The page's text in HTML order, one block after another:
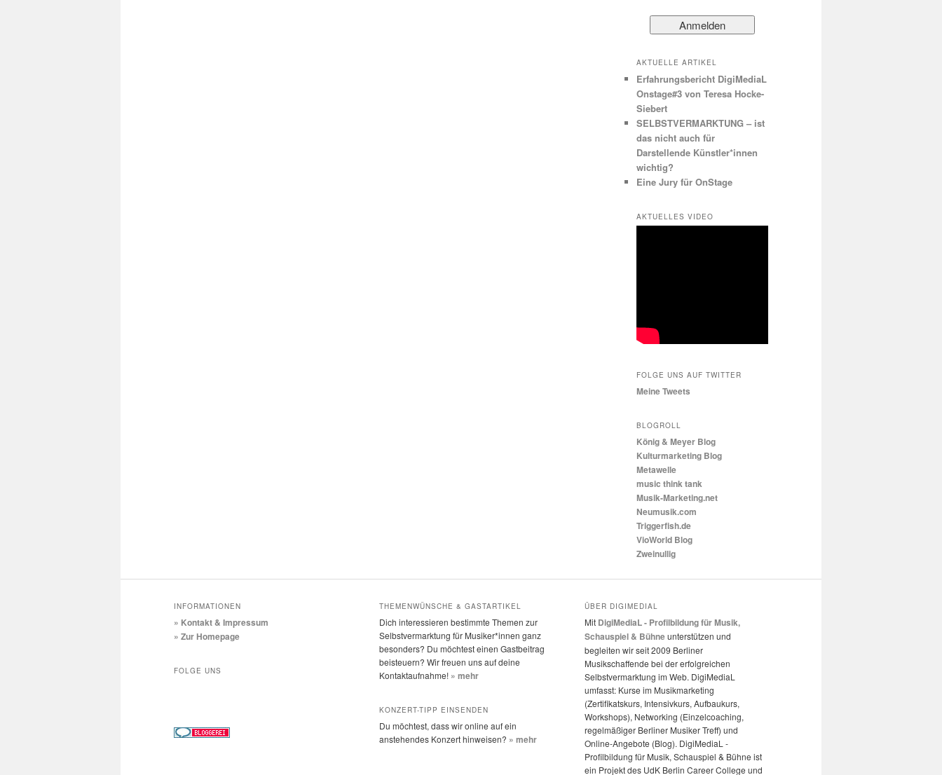
AKTUELLE ARTIKEL
Erfahrungsbericht DigiMediaL
Onstage#3 von Teresa Hocke-
Siebert
SELBSTVERMARKTUNG – ist
das nicht auch für
Darstellende Künstler*innen
wichtig?
Eine Jury für OnStage
AKTUELLES VIDEO
FOLGE UNS AUF TWITTER
Meine Tweets
BLOGROLL
König & Meyer Blog
Kulturmarketing Blog
Metawelle
music think tank
Musik-Marketing.net
Neumusik.com
Triggerfish.de
VioWorld Blog
Zweinullig
INFORMATIONEN
» Kontakt & Impressum
» Zur Homepage
FOLGE UNS
THEMENWÜNSCHE & GASTARTIKEL
Dich interessieren bestimmte Themen zur
Selbstvermarktung für Musiker*innen ganz
besonders? Du möchtest einen Gastbeitrag
beisteuern? Wir freuen uns auf deine
Kontaktaufnahme! » mehr
KONZERT-TIPP EINSENDEN
Du möchtest, dass wir online auf ein
anstehendes Konzert hinweisen? » mehr
ÜBER DIGIMEDIAL
Mit DigiMediaL - Profilbildung für Musik,
Schauspiel & Bühneunterstützen und
begleiten wir seit 2009 Berliner
Musikschaffende bei der erfolgreichen
Selbstvermarktung im Web. DigiMediaL
umfasst: Kurse im Musikmarketing
(Zertifikatskurs, Intensivkurs, Aufbaukurs,
Workshops), Networking (Einzelcoaching,
regelmäßiger Berliner Musiker Treff) und
Online-Angebote (Blog). DigiMediaL -
Profilbildung für Musik, Schauspiel & Bühne ist
ein Projekt des UdK Berlin Career College und